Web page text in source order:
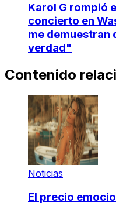
Karol G rompió
concierto en
me demuestran
verdad"
Contenido
Noticias
El precio